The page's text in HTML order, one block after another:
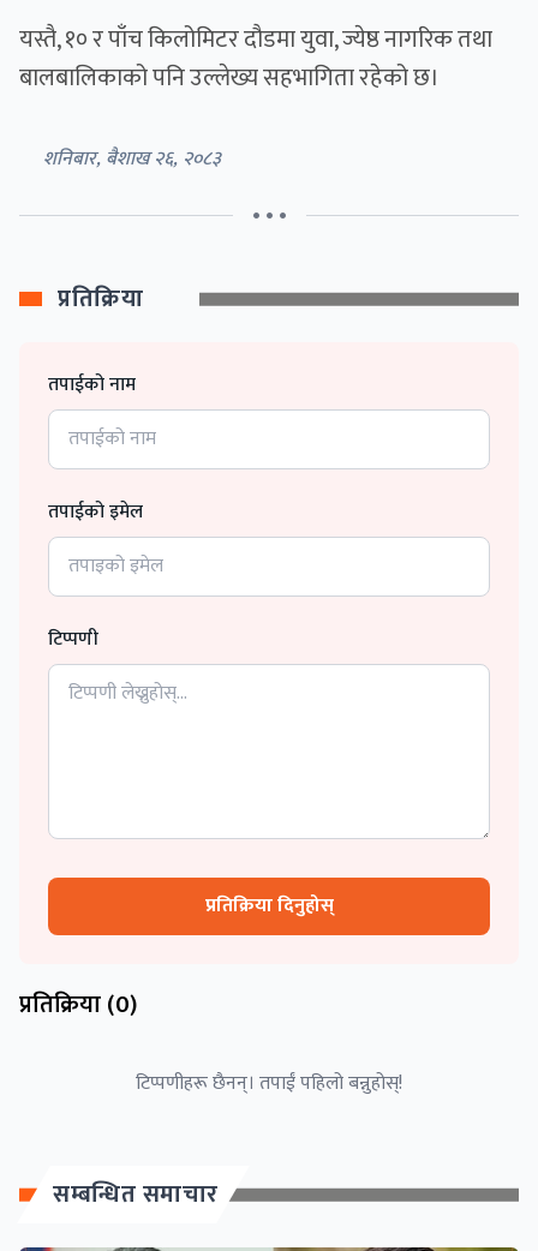
यस्तै, १० र पाँच किलोमिटर दौडमा युवा, ज्येष्ठ नागरिक तथा
बालबालिकाको पनि उल्लेख्य सहभागिता रहेको छ।
शनिबार, बैशाख २६, २०८३
• • •
प्रतिक्रिया
तपाईको नाम
तपाईको इमेल
टिप्पणी
प्रतिक्रिया दिनुहोस्
प्रतिक्रिया (0)
टिप्पणीहरू छैनन्। तपाईं पहिलो बन्नुहोस्!
सम्बन्धित समाचार